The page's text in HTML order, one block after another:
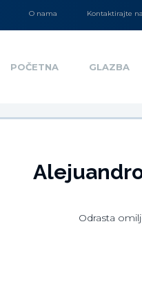
O nama Kontaktirajte
POČETNA GLAZBA
Odrasta